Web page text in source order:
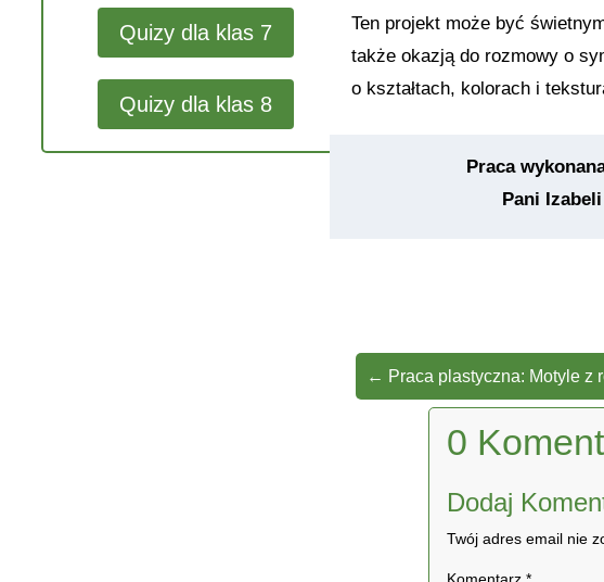
Quizy dla klas 7
Quizy dla klas 8
Ten projekt może być
także okazją do rozmowy o
o kształtach, kolorach i
Praca
Pani
← Praca plastyczna: Motyle z
0
Dodaj
Twój adres email nie
Komentarz *